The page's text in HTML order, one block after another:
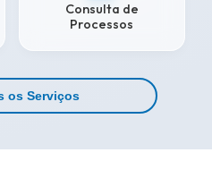
Consulta de
Processos
os Serviços